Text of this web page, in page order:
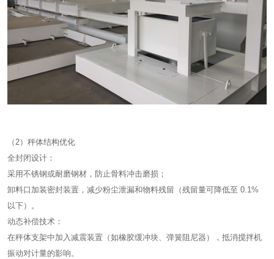
（2）秤体结构优化
全封闭设计：
采用不锈钢或耐磨钢材，防止骨料冲击磨损；
卸料口加装密封装置，减少粉尘泄漏和物料残留（残留量可降低至 0.1%
以下）。
动态补偿技术：
在秤体支架中加入减震装置（如橡胶缓冲块、弹簧阻尼器），抵消搅拌机
振动对计量的影响。